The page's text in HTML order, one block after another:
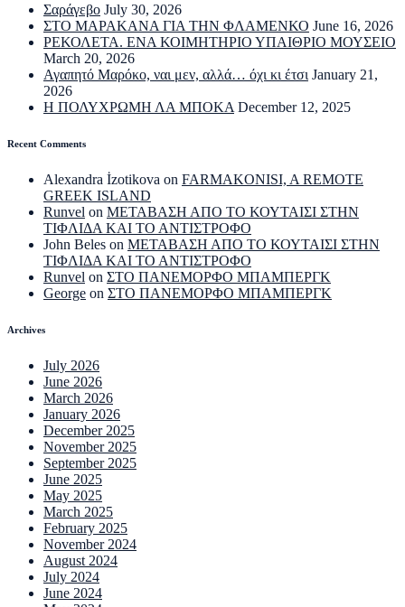
Σαράγεβο July 30, 2026
ΣΤΟ ΜΑΡΑΚΑΝΑ ΓΙΑ ΤΗΝ ΦΛΑΜΕΝΚΟ June 16, 2026
ΡΕΚΟΛΕΤΑ. ΕΝΑ ΚΟΙΜΗΤΗΡΙΟ ΥΠΑΙΘΡΙΟ ΜΟΥΣΕΙΟ
March 20, 2026
Αγαπητό Μαρόκο, ναι μεν, αλλά… όχι κι έτσι January 21,
2026
Η ΠΟΛΥΧΡΩΜΗ ΛΑ ΜΠΟΚΑ December 12, 2025
Recent Comments
Alexandra İzotikova on FARMAKONISI, A REMOTE
GREEK ISLAND
Runvel on ΜΕΤΑΒΑΣΗ ΑΠΟ ΤΟ ΚΟΥΤΑΙΣΙ ΣΤΗΝ
ΤΙΦΛΙΔΑ ΚΑΙ ΤΟ ΑΝΤΙΣΤΡΟΦΟ
John Beles on ΜΕΤΑΒΑΣΗ ΑΠΟ ΤΟ ΚΟΥΤΑΙΣΙ ΣΤΗΝ
ΤΙΦΛΙΔΑ ΚΑΙ ΤΟ ΑΝΤΙΣΤΡΟΦΟ
Runvel on ΣΤΟ ΠΑΝΕΜΟΡΦΟ ΜΠΑΜΠΕΡΓΚ
George on ΣΤΟ ΠΑΝΕΜΟΡΦΟ ΜΠΑΜΠΕΡΓΚ
Archives
July 2026
June 2026
March 2026
January 2026
December 2025
November 2025
September 2025
June 2025
May 2025
March 2025
February 2025
November 2024
August 2024
July 2024
June 2024